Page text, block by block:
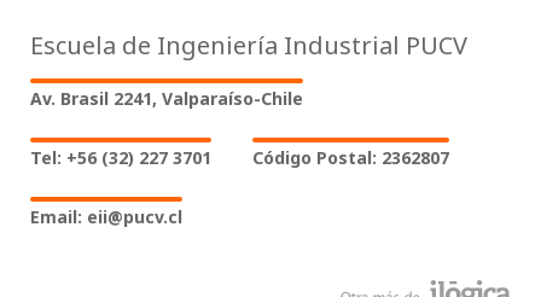
Escuela de Ingeniería Industrial PUCV
Av. Brasil 2241, Valparaíso-Chile
Tel: +56 (32) 227 3701 Código Postal: 2362807
Email: eii@pucv.cl